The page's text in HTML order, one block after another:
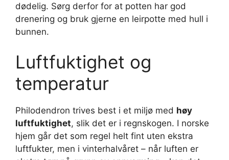
dødelig. Sørg derfor for at potten har god
drenering og bruk gjerne en leirpotte med hull i
bunnen.
Luftfuktighet og
temperatur
Philodendron trives best i et miljø med høy
luftfuktighet, slik det er i regnskogen. I norske
hjem går det som regel helt fint uten ekstra
luftfukter, men i vinterhalvåret – når luften er